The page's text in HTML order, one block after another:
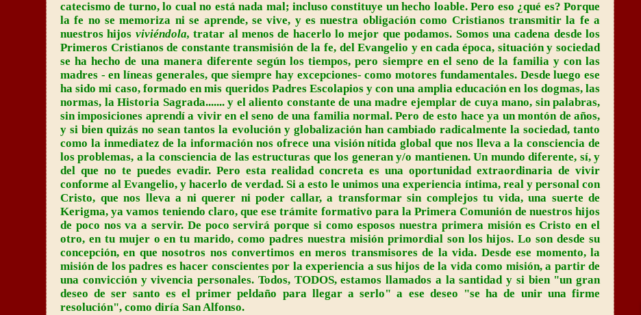
catecismo de turno, lo cual no está nada mal; incluso constituye un hecho loable. Pero eso ¿qué es? Porque
la fe no se memoriza ni se aprende, se vive, y es nuestra obligación como Cristianos transmitir la fe a
nuestros hijos viviéndola,tratar al menos de hacerlo lo mejor que podamos. Somos una cadena desde los
Primeros Cristianos de constante transmisión de la fe, del Evangelio y en cada época, situación y sociedad
se ha hecho de una manera diferente según los tiempos, pero siempre en el seno de la familia y con las
madres - en líneas generales, que siempre hay excepciones- como motores fundamentales. Desde luego ese
ha sido mi caso, formado en mis queridos Padres Escolapios y con una amplia educación en los dogmas, las
normas, la Historia Sagrada....... y el aliento constante de una madre ejemplar de cuya mano, sin palabras,
sin imposiciones aprendí a vivir en el seno de una familia normal. Pero de esto hace ya un montón de años,
y si bien quizás no sean tantos la evolución y globalización han cambiado radicalmente la sociedad, tanto
como la inmediatez de la información nos ofrece una visión nítida global que nos lleva a la consciencia de
los problemas, a la consciencia de las estructuras que los generan y/o mantienen. Un mundo diferente, sí, y
del que no te puedes evadir. Pero esta realidad concreta es una oportunidad extraordinaria de vivir
conforme al Evangelio, y hacerlo de verdad. Si a esto le unimos una experiencia íntima, real y personal con
Cristo, que nos lleva a ni querer ni poder callar, a transformar sin complejos tu vida, una suerte de
Kerigma, ya vamos teniendo claro, que ese trámite formativo para la Primera Comunión de nuestros hijos
de poco nos va a servir. De poco servirá porque si como esposos nuestra primera misión es Cristo en el
otro, en tu mujer o en tu marido, como padres nuestra misión primordial son los hijos. Lo son desde su
concepción, en que nosotros nos convertimos en meros transmisores de la vida. Desde ese momento, la
misión de los padres es hacer conscientes por la experiencia a sus hijos de la vida como misión, a partir de
una convicción y vivencia personales. Todos, TODOS, estamos llamados a la santidad y si bien "un gran
deseo de ser santo es el primer peldaño para llegar a serlo" a ese deseo "se ha de unir una firme
resolución", como diría San Alfonso.